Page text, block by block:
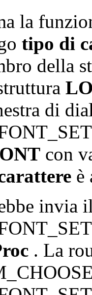
la
tipo di
della
di
con
è
invia
. La